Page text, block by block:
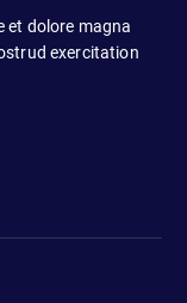
et dolore magna
exercitation